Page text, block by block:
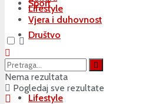
Sport
Društvo
Kultura
Lifestyle
Lifestyle
Vjera i duhovnost
Nema rezultata
Pogledaj sve rezultate